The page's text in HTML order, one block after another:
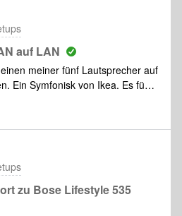
das am besten? Welche
Wie komme ich an die
einen iMAC)Vielen Dank!Michael
auf LAN
meiner fünf Lautsprecher auf
Ein Symfonisk von Ikea. Es führt
im System auf Störung steht
auf
lässt. Ich habe nach
Gegenprobe mit einem Play:1
Ergebnis. Ich habe vor kurzem
Könnte es vielleicht daran liegen?
zu Bose Lifestyle 535